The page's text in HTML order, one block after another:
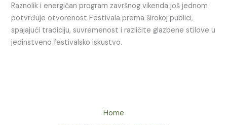
Raznolik i energičan program završnog vikenda još jednom
potvrđuje otvorenost Festivala prema širokoj publici,
spajajući tradiciju, suvremenost i različite glazbene stilove u
jedinstveno festivalsko iskustvo.
Home